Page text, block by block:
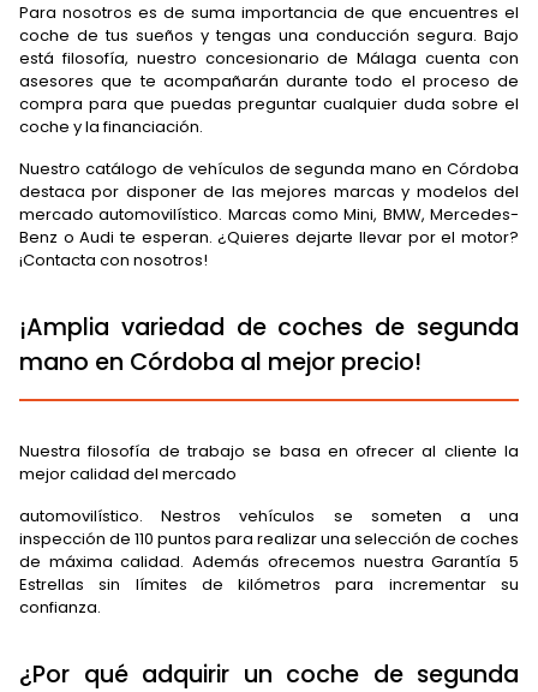
Para nosotros es de suma importancia de que encuentres el
coche de tus sueños y tengas una conducción segura. Bajo
está filosofía, nuestro concesionario de Málaga cuenta con
asesores que te acompañarán durante todo el proceso de
compra para que puedas preguntar cualquier duda sobre el
coche y la financiación.
Nuestro catálogo de vehículos de segunda mano en Córdoba
destaca por disponer de las mejores marcas y modelos del
mercado automovilístico. Marcas como Mini, BMW, Mercedes-
Benz o Audi te esperan. ¿Quieres dejarte llevar por el motor?
¡Contacta con nosotros!
¡Amplia variedad de coches de segunda
mano en Córdoba al mejor precio!
Nuestra filosofía de trabajo se basa en ofrecer al cliente la
mejor calidad del mercado
automovilístico. Nestros vehículos se someten a una
inspección de 110 puntos para realizar una selección de coches
de máxima calidad. Además ofrecemos nuestra Garantía 5
Estrellas sin límites de kilómetros para incrementar su
confianza.
¿Por qué adquirir un coche de segunda